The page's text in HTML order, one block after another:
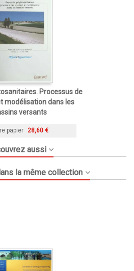
Processus de
modélisation dans les
versants
papier 28,60 €
aussi
la même collection